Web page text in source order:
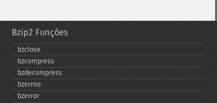
Bzip2 Funções
bzclose
bzcompress
bzdecompress
bzerrno
bzerror